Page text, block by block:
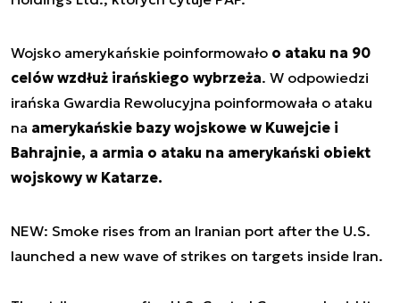
Wojsko amerykańskie poinformowało o ataku na 90
celów wzdłuż irańskiego wybrzeża. W odpowiedzi
irańska Gwardia Rewolucyjna poinformowała o ataku
na amerykańskie bazy wojskowe w Kuwejcie i
Bahrajnie, a armia o ataku na amerykański obiekt
wojskowy w Katarze.
NEW: Smoke rises from an Iranian port after the U.S.
launched a new wave of strikes on targets inside Iran.